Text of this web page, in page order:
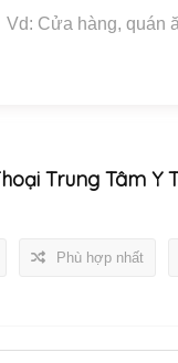
Trung Tâm Y
Phù hợp nhất